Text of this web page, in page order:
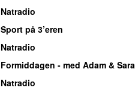
Natradio
Sport på 3’eren
Natradio
Formiddagen - med Adam & Sara
Natradio